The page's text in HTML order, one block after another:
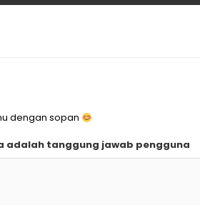
dengan sopan
adalah tanggung jawab pengguna